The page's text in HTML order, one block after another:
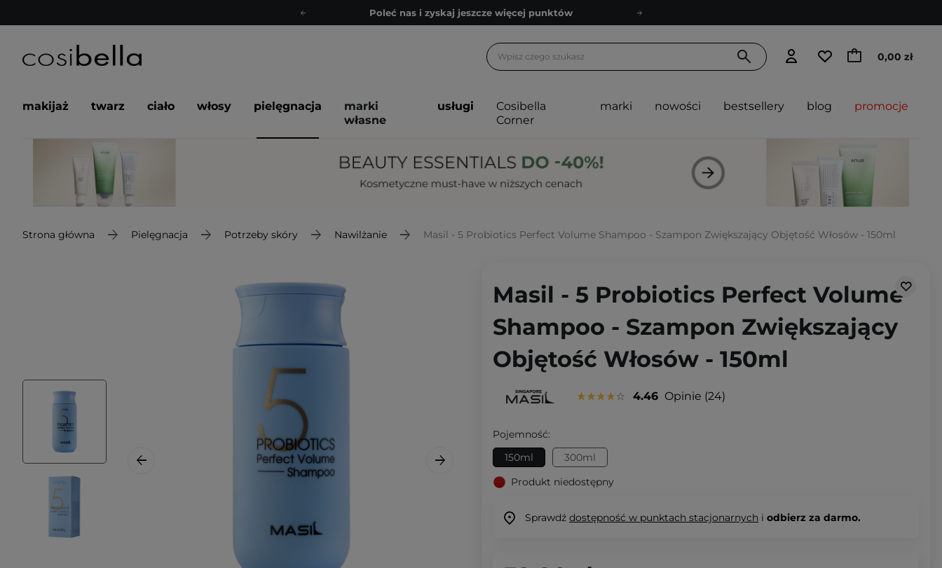
Poleć nas i zyskaj jeszcze więcej punktów
Bezpłatne konsultacje kosmetologiczne
Poleć nas i zyskaj jeszcze więcej punktów
0,00 zł
makijaż twarz ciało włosy pielęgnacja
marki
własne
usługi
Cosibella
Corner
marki nowości bestsellery blog promocje
Strona główna Pielęgnacja Potrzeby skóry Nawilżanie Masil - 5 Probiotics Perfect Volume Shampoo - Szampon Zwiększający Objętość Włosów - 150ml
Masil - 5 Probiotics Perfect Volume
Shampoo - Szampon Zwiększający
Objętość Włosów - 150ml
4.46 Opinie 24
Pojemność:
150ml
300ml
Produkt niedostępny
Sprawdź dostępność w punktach stacjonarnych i odbierz za darmo.